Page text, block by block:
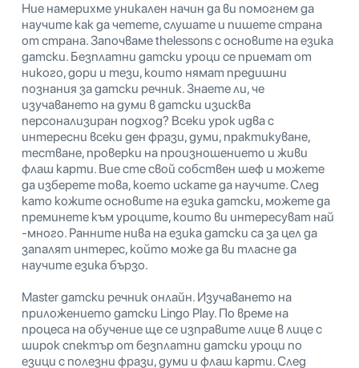
Ние намерихме уникален начин да ви помогнем да
научите как да четете, слушате и пишете страна
от страна. Започваме thelessons с основите на езика
датски. Безплатни датски уроци се приемат от
никого, дори и тези, които нямат предишни
познания за датски речник. Знаете ли, че
изучаването на думи в датски изисква
персонализиран подход? Всеки урок идва с
интересни всеки ден фрази, думи, практикуване,
тестване, проверки на произношението и живи
флаш карти. Вие сте свой собствен шеф и можете
да изберете това, което искате да научите. След
като кожите основите на езика датски, можете да
преминете към уроците, които ви интересуват най
-много. Ранните нива на езика датски са за цел да
запалят интерес, който може да ви тласне да
научите езика бързо.
Master датски речник онлайн. Изучаването на
приложението датски Lingo Play. По време на
процеса на обучение ще се изправите лице в лице с
широк спектър от безплатни датски уроци по
езици с полезни фрази, думи и флаш карти. След